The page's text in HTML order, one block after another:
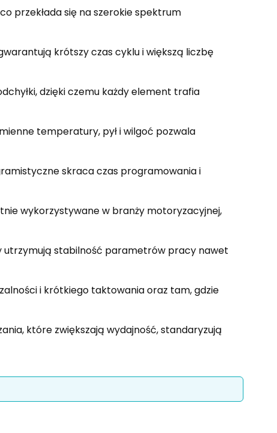
przekłada się na szerokie spektrum
krótszy czas cyklu i większą liczbę
dzięki czemu każdy element trafia
temperatury, pył i wilgoć pozwala
skraca czas programowania i
wykorzystywane w branży motoryzacyjnej,
utrzymują stabilność parametrów pracy nawet
i krótkiego taktowania oraz tam, gdzie
które zwiększają wydajność, standaryzują